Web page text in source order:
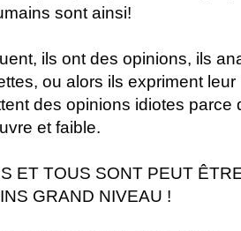
sont ainsi!
ils ont des opinions, ils
ou alors ils expriment
des opinions idiotes parce
et faible.
ET TOUS SONT PEUT
GRAND NIVEAU !